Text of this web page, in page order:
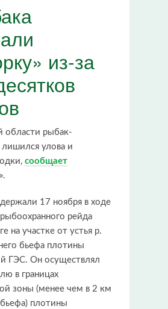
из-за
области рыбак-
улова и
сообщает
17 ноября в ходе
рейда
на участке от устья р.
бьефа плотины
ГЭС. Он осуществлял
в границах
зоны (менее чем в 2 км
плотины